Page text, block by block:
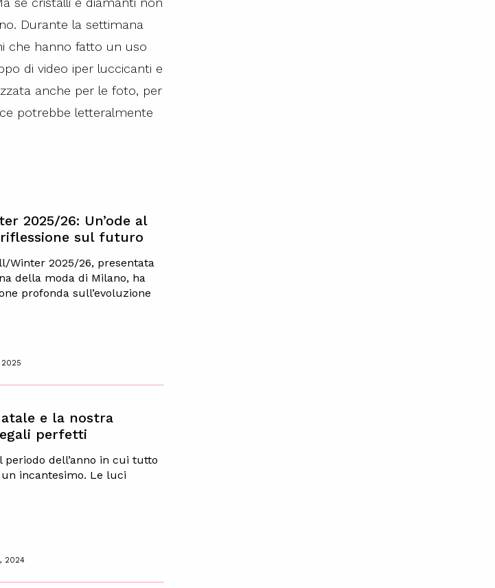
Durante la settimana
che hanno fatto un uso
di video iper luccicanti e
anche per le foto, per
potrebbe letteralmente
2025/26: Un’ode al
sul futuro
Winter 2025/26, presentata
della moda di Milano, ha
profonda sull’evoluzione
2025
e la nostra
perfetti
periodo dell’anno in cui tutto
incantesimo. Le luci
2024